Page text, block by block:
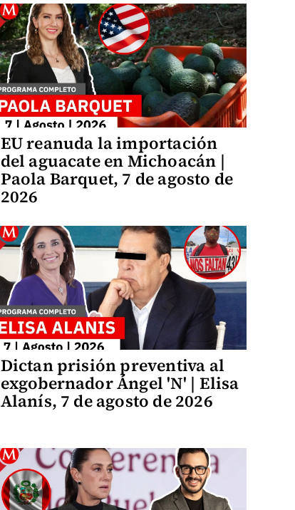
EU reanuda la importación
del aguacate en Michoacán |
Paola Barquet, 7 de agosto de
2026
Dictan prisión preventiva al
exgobernador Ángel 'N' | Elisa
Alanís, 7 de agosto de 2026